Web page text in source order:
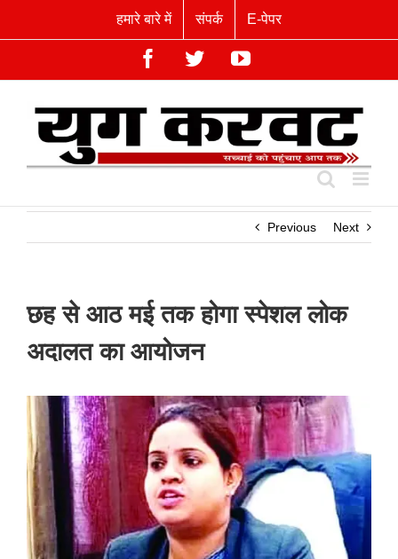
हमारे बारे में संपर्क E-पेपर
Facebook
TwitterYouTube
Previous Next
छह से आठ मई तक होगा स्पेशल लोक
अदालत का आयोजन
View
Image